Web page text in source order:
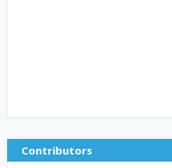
Contributors